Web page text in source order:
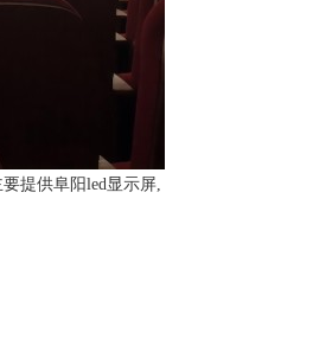
提供阜阳led显示屏,